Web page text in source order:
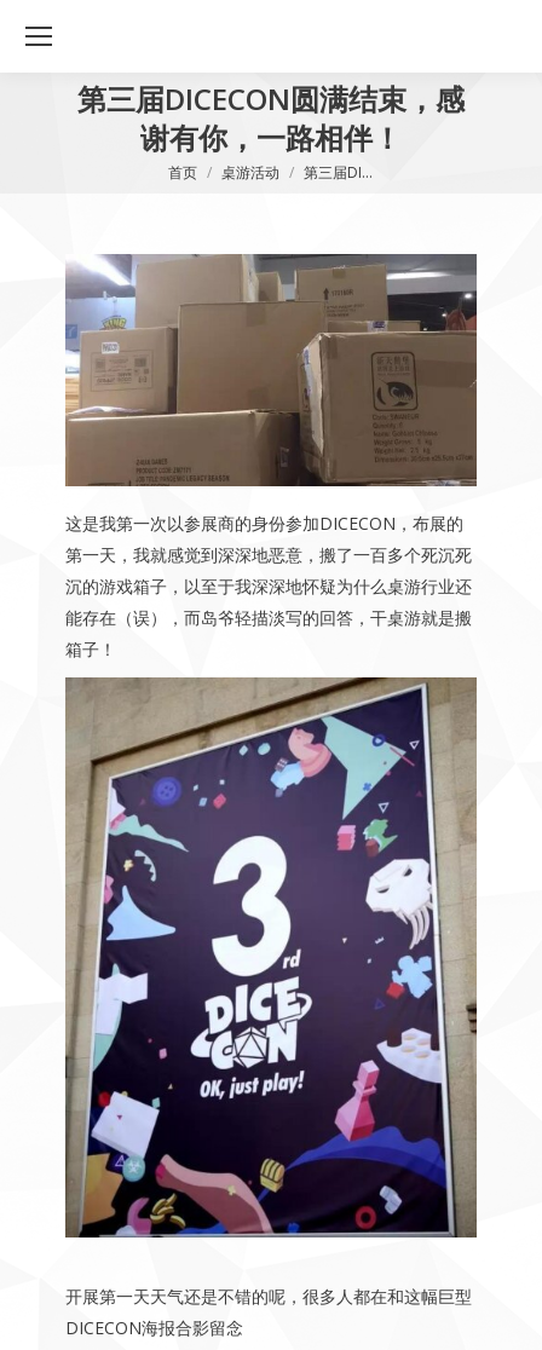
第三届DICECON圆满结束，感
谢有你，一路相伴！
您在这里：
首页 桌游活动 第三届DI…
这是我第一次以参展商的身份参加DICECON，布展的
第一天，我就感觉到深深地恶意，搬了一百多个死沉死
沉的游戏箱子，以至于我深深地怀疑为什么桌游行业还
能存在（误），而岛爷轻描淡写的回答，干桌游就是搬
箱子！
开展第一天天气还是不错的呢，很多人都在和这幅巨型
DICECON海报合影留念